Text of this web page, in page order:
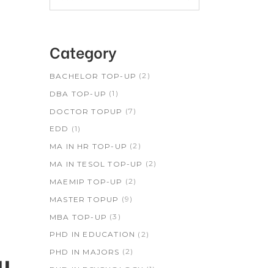
Category
BACHELOR TOP-UP (2)
DBA TOP-UP (1)
DOCTOR TOPUP (7)
EDD (1)
MA IN HR TOP-UP (2)
MA IN TESOL TOP-UP (2)
MAEMIP TOP-UP (2)
MASTER TOPUP (9)
MBA TOP-UP (3)
PHD IN EDUCATION (2)
PHD IN MAJORS (2)